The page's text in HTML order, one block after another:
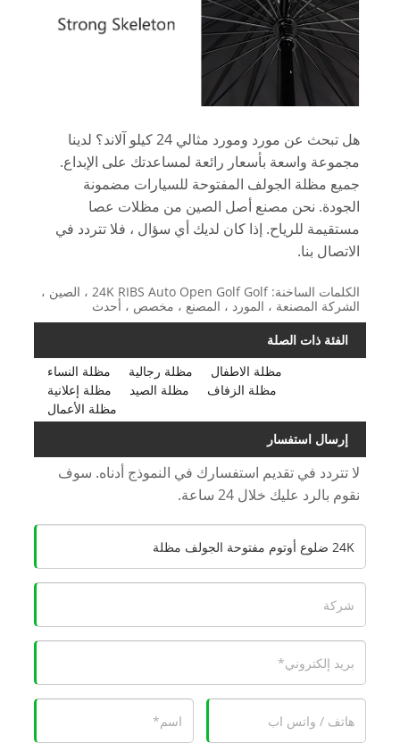
هل تبحث عن مورد ومورد مثالي 24 كيلو آلاند؟ لدينا
مجموعة واسعة بأسعار رائعة لمساعدتك على الإبداع.
جميع مظلة الجولف المفتوحة للسيارات مضمونة
الجودة. نحن مصنع أصل الصين من مظلات عصا
مستقيمة للرياح. إذا كان لديك أي سؤال ، فلا تتردد في
الاتصال بنا.
الكلمات الساخنة: 24K RIBS Auto Open Golf Golf ، الصين ،
الشركة المصنعة ، المورد ، المصنع ، مخصص ، أحدث
الفئة ذات الصلة
مظلة النساء
مظلة رجالية
مظلة الاطفال
مظلة إعلانية
مظلة الصيد
مظلة الزفاف
مظلة الأعمال
إرسال استفسار
لا تتردد في تقديم استفسارك في النموذج أدناه. سوف
نقوم بالرد عليك خلال 24 ساعة.